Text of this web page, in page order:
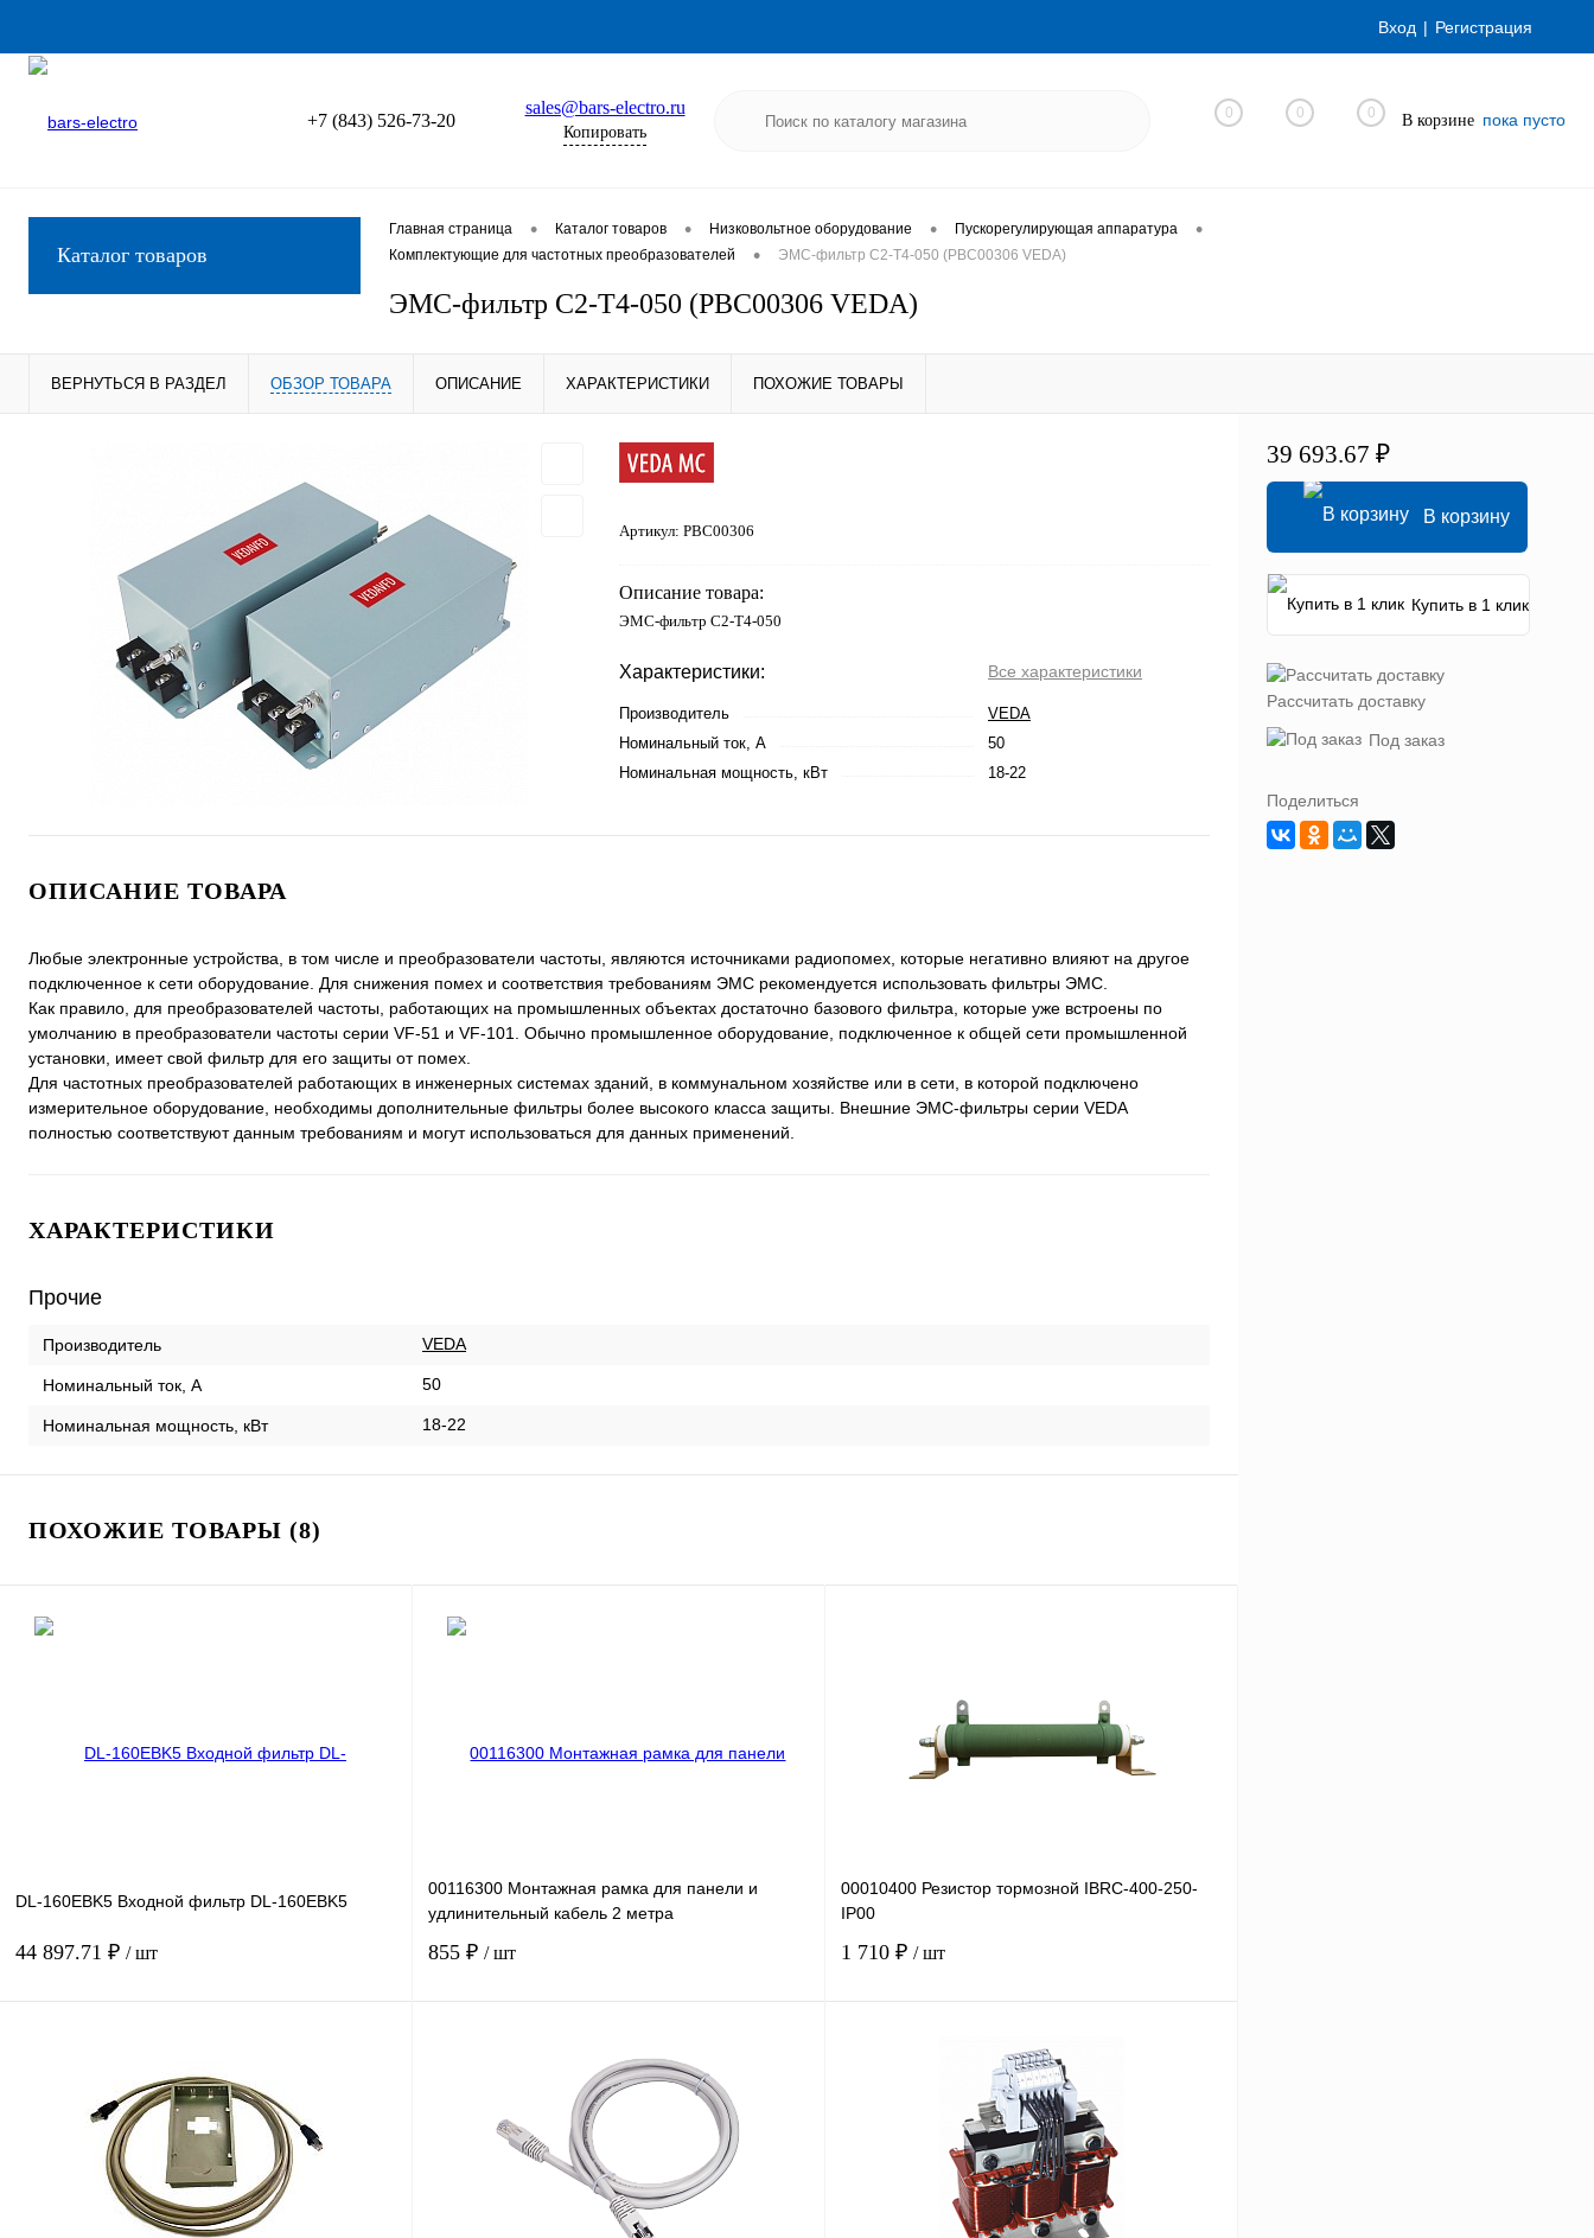
Вход Регистрация
+7 (843) 526-73-20
sales@bars-electro.ru
Копировать
0 0 0 В корзине пока пусто
Каталог товаров
Главная страница • Каталог товаров • Низковольтное оборудование • Пускорегулирующая аппаратура •
Комплектующие для частотных преобразователей • ЭМС-фильтр C2-T4-050 (PBC00306 VEDA)
ЭМС-фильтр C2-T4-050 (PBC00306 VEDA)
ВЕРНУТЬСЯ В РАЗДЕЛ ОБЗОР ТОВАРА ОПИСАНИЕ ХАРАКТЕРИСТИКИ ПОХОЖИЕ ТОВАРЫ
Артикул: PBC00306
Описание товара:
ЭМС-фильтр C2-T4-050
Характеристики: Все характеристики
Производитель
VEDA
Номинальный ток, А
50
Номинальная мощность, кВт
18-22
ОПИСАНИЕ ТОВАРА
Любые электронные устройства, в том числе и преобразователи частоты, являются источниками радиопомех, которые негативно влияют на другое
подключенное к сети оборудование. Для снижения помех и соответствия требованиям ЭМС рекомендуется использовать фильтры ЭМС.
Как правило, для преобразователей частоты, работающих на промышленных объектах достаточно базового фильтра, которые уже встроены по
умолчанию в преобразователи частоты серии VF-51 и VF-101. Обычно промышленное оборудование, подключенное к общей сети промышленной
установки, имеет свой фильтр для его защиты от помех.
Для частотных преобразователей работающих в инженерных системах зданий, в коммунальном хозяйстве или в сети, в которой подключено
измерительное оборудование, необходимы дополнительные фильтры более высокого класса защиты. Внешние ЭМС-фильтры серии VEDA
полностью соответствуют данным требованиям и могут использоваться для данных применений.
ХАРАКТЕРИСТИКИ
Прочие
Производитель VEDA
Номинальный ток, А 50
Номинальная мощность, кВт 18-22
ПОХОЖИЕ ТОВАРЫ (8)
DL-160EBK5 Входной фильтр DL-160EBK5
44 897.71 ₽ / шт
Купить в 1 клик Сравнение
В избранное Под заказ
00116300 Монтажная рамка для панели и
удлинительный кабель 2 метра
855 ₽ / шт
Сравнение
В избранное Под заказ
00010400 Резистор тормозной IBRC-400-250-
IP00
1 710 ₽ / шт
Сравнение
Под заказ
39 693.67 ₽
В корзину
Купить в 1 клик
Рассчитать доставку
Под заказ
Поделиться